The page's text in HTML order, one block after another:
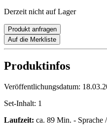
Derzeit nicht auf Lager
Produkt anfragen
Auf die Merkliste
Produktinfos
Veröffentlichungsdatum:
Set-Inhalt: 1
Laufzeit: ca. 89 Min. -